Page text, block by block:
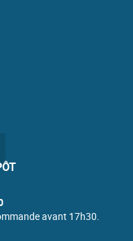
avant 17h30.